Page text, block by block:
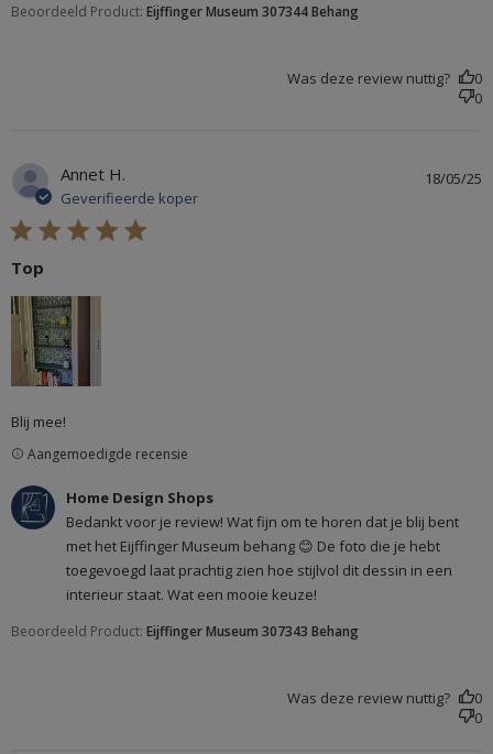
Beoordeeld Product: Eijffinger Museum 307344 Behang
Was deze review nuttig?
0
0
Annet H.
Geverifieerde koper
5 star rating
Top
Blij mee!
read more about review content
Beoordeeld Product: Eijffinger Museum 307343 Behang
Reactie van winkeleigenaar op beoordeling van Home
Design Shops over Mon May 19 2025
Home Design Shops
Bedankt voor je review! Wat fijn om te horen dat je blij bent
met het Eijffinger Museum behang 😊 De foto die je hebt
toegevoegd laat prachtig zien hoe stijlvol dit dessin in een
interieur staat. Wat een mooie keuze!
Aangemoedigde recensie
18/05/25
Was deze review nuttig?
0
0